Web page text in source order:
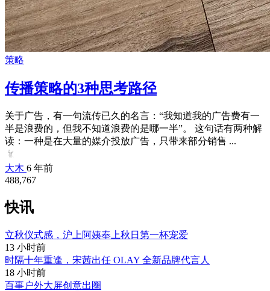
策略
传播策略的3种思考路径
关于广告，有一句流传已久的名言：“我知道我的广告费有一
半是浪费的，但我不知道浪费的是哪一半”。 这句话有两种解
读：一种是在大量的媒介投放广告，只带来部分销售 ...
大木 6 年前
488,767
快讯
立秋仪式感，沪上阿姨奉上秋日第一杯宠爱
13 小时前
时隔十年重逢，宋茜出任 OLAY 全新品牌代言人
18 小时前
百事户外大屏创意出圈